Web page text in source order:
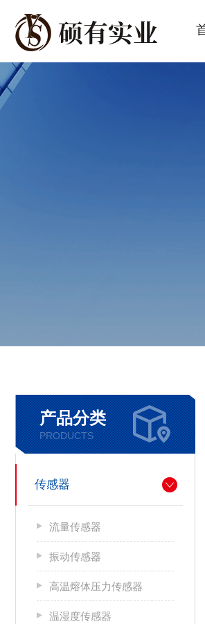
产品分类
PRODUCTS
传感器
流量传感器
振动传感器
高温熔体压力传感器
温湿度传感器